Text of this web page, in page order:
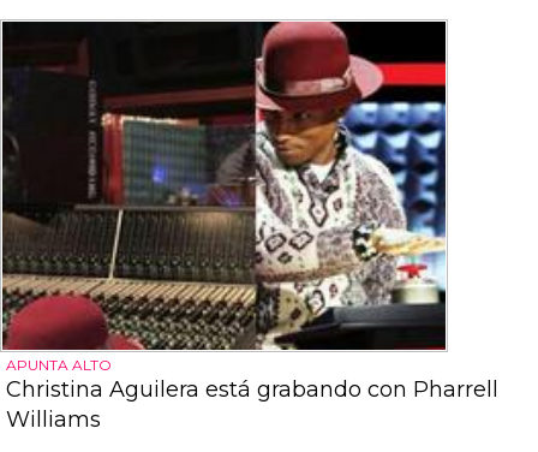
APUNTA ALTO
Christina Aguilera está grabando con Pharrell
Williams